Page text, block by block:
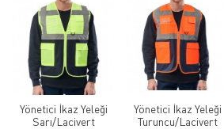
Yönetici İkaz Yeleği
Sarı/Lacivert
Yönetici İkaz Yeleği
Turuncu/Lacivert